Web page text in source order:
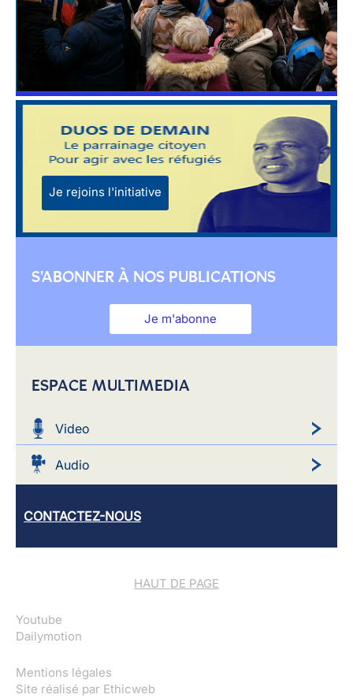
Je rejoins l'initiative
S'ABONNER À NOS PUBLICATIONS
Je m'abonne
ESPACE MULTIMEDIA
Video
Audio
CONTACTEZ-NOUS
HAUT DE PAGE
Youtube
Dailymotion
Mentions légales
Site réalisé par Ethicweb